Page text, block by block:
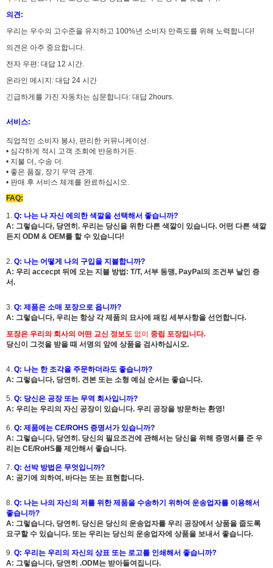
의견:
우리는 우수의 고수준을 유지하고 100%년 소비자 만족도를 위해 노력합니다!
의견은 아주 중요합니다.
전자 우편: 대답 12 시간.
온라인 메시지: 대답 24 시간
긴급하게를 가진 자동차는 심문합니다: 대답 2hours.
서비스:
직업적인 소비자 봉사, 편리한 커뮤니케이션.
• 심각하게 적시 고객 조회에 반응하거든.
• 지불 더, 수송 더.
• 좋은 품질, 장기 무역 관계.
• 판매 후 서비스 체계를 완료하십시오.
FAQ:
1. Q: 나는 나 자신 에의한 색깔을 선택해서 좋습니까?
A: 그렇습니다, 당연히. 우리는 당신을 위한 다른 색깔이 있습니다. 어떤 다른 색깔
든지 ODM & OEM를 할 수 있습니다!
2. Q: 나는 어떻게 나의 구입을 지불합니까?
A: 우리 accecpt 뒤에 오는 지불 방법: T/T, 서부 동맹, PayPal의 조건부 날인 증
서.
3. Q: 제품은 소매 포장으로 옵니까?
A: 그렇습니다, 우리는 항상 각 제품의 묘사에 패킹 세부사항을 선언합니다.
포장은 우리의 회사의 어떤 교신 정보도 없이 중립 포장입니다.
당신이 그것을 받을 때 서명의 앞에 상품을 검사하십시오.
4. Q: 나는 한 조각을 주문하더라도 좋습니까?
A: 그렇습니다, 당연히. 견본 또는 소형 예심 순서는 좋습니다.
5. Q: 당신은 공장 또는 무역 회사입니까?
A: 우리는 우리의 자신 공장이 있습니다. 우리 공장을 방문하는 환영!
6. Q: 제품에는 CE/ROHS 증명서가 있습니까?
A: 그렇습니다, 당연히. 당신의 필요조건에 관해서는 당신을 위해 증명서를 준 우
리는 CE/RoHS를 제안해서 좋습니다.
7. Q: 선박 방법은 무엇입니까?
A: 공기에 의하여, 바다는 또는 표현합니다.
8. Q: 나는 나의 자신의 저를 위한 제품을 수송하기 위하여 운송업자를 이용해서
좋습니까?
A: 그렇습니다, 당연히. 당신은 당신의 운송업자를 우리 공장에서 상품을 줍도록
요구할 수 있습니다. 또는 우리는 당신의 운송업자에 상품을 보내서 좋습니다.
9. Q: 우리는 우리의 자신의 상표 또는 로고를 인쇄해서 좋습니까?
A: 그렇습니다, 당연히 .ODM는 받아들여집니다.